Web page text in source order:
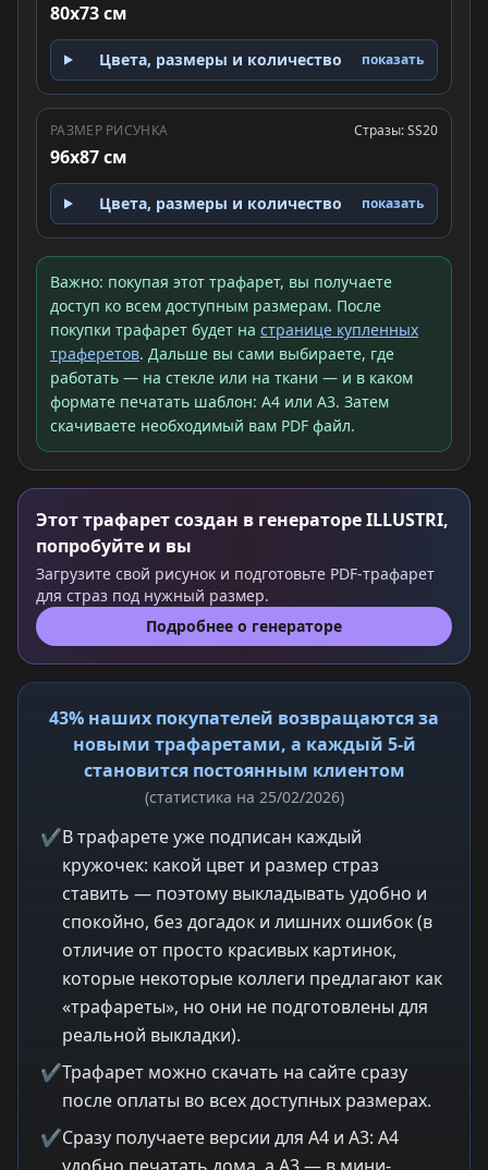
80x73 см
Цвета, размеры и количество показать
РАЗМЕР РИСУНКА
96x87 см
Стразы: SS20
Цвета, размеры и количество показать
Важно: покупая этот трафарет, вы получаете
доступ ко всем доступным размерам. После
покупки трафарет будет на странице купленных
траферетов. Дальше вы сами выбираете, где
работать — на стекле или на ткани — и в каком
формате печатать шаблон: A4 или A3. Затем
скачиваете необходимый вам PDF файл.
Этот трафарет создан в генераторе ILLUSTRI,
попробуйте и вы
Загрузите свой рисунок и подготовьте PDF-трафарет
для страз под нужный размер.
Подробнее о генераторе
43% наших покупателей возвращаются за
новыми трафаретами, а каждый 5-й
становится постоянным клиентом
(статистика на 25/02/2026)
✔В трафарете уже подписан каждый
кружочек: какой цвет и размер страз
ставить — поэтому выкладывать удобно и
спокойно, без догадок и лишних ошибок (в
отличие от просто красивых картинок,
которые некоторые коллеги предлагают как
«трафареты», но они не подготовлены для
реальной выкладки).
✔Трафарет можно скачать на сайте сразу
после оплаты во всех доступных размерах.
✔Сразу получаете версии для A4 и A3: A4